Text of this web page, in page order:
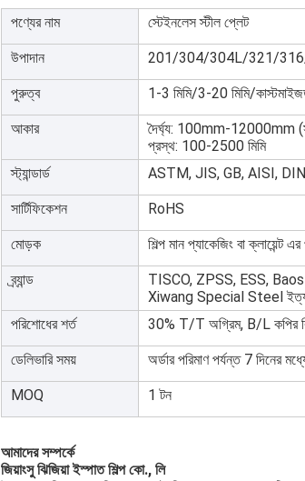
পণ্যের নাম স্টেইনলেস স্টীল প্লেট
উপাদান 201/304/304L/321/316/
পুরুত্ব 1-3 মিমি/3-20 মিমি/
আকার
দৈর্ঘ্য: 100mm-12000mm
প্রস্থ: 100-2500 মিমি
স্ট্যান্ডার্ড
ASTM, JIS, GB, AISI,
সার্টিফিকেশন RoHS
মোড়ক শিল্প মান প্যাকেজিং বা ক্লায়েন্ট
ব্র্যান্ড
TISCO, ZPSS, ESS,
Xiwang Special Steel
পরিশোধের শর্ত
30% T/T অগ্রিম, B/L কপির
ডেলিভারি সময় অর্ডার পরিমাণ পর্যন্ত 7 দিনের
MOQ 1 টন
আমাদের সম্পর্কে
জিয়াংসু ঝিজিয়া ইস্পাত শিল্প কো., লি